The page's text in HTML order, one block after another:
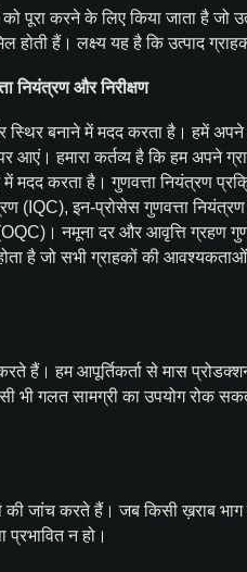
पूरा करने के लिए किया जाता है जो
होती हैं। लक्ष्य यह है कि उत्पाद
नियंत्रण और निरीक्षण
बनाने में मदद करता है। हमें
हमारा कर्तव्य है कि हम अपने
करता है। गुणवत्ता नियंत्रण
(IQC), इन-प्रोसेस गुणवत्ता
नमूना दर और आवृत्ति ग्रहण
है जो सभी ग्राहकों की आवश्यकताओं
हैं। हम आपूर्तिकर्ता से मास
भी गलत सामग्री का उपयोग रोक
जांच करते हैं। जब किसी ख़राब
न हो।